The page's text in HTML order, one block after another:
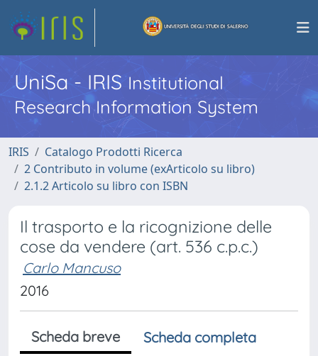
UniSa - IRISInstitutional
Research Information System
IRIS
Catalogo Prodotti Ricerca
2 Contributo in volume (exArticolo su libro)
2.1.2 Articolo su libro con ISBN
Il trasporto e la ricognizione delle
cose da vendere (art. 536 c.p.c.)
Carlo Mancuso
2016
Scheda breve
Scheda completa